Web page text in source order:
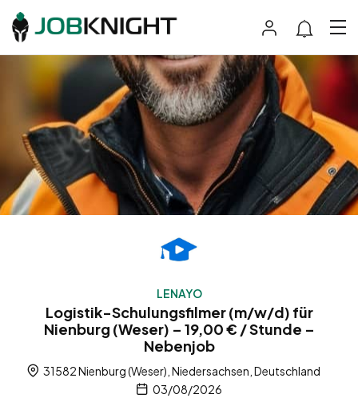
LENAYO
Logistik-Schulungsfilmer (m/w/d) für
Nienburg (Weser) – 19,00 € / Stunde –
Nebenjob
31582 Nienburg (Weser), Niedersachsen, Deutschland
03/08/2026